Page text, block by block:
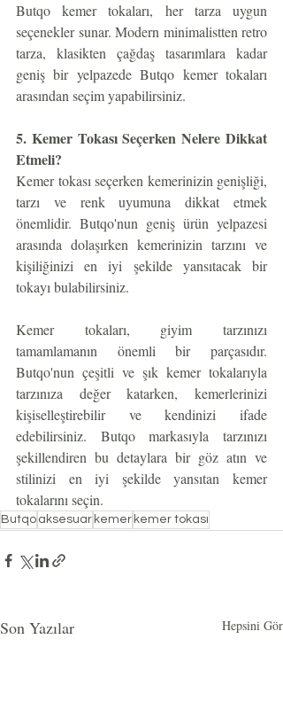
Butqo kemer tokaları, her tarza uygun
seçenekler sunar. Modern minimalistten retro
tarza, klasikten çağdaş tasarımlara kadar
geniş bir yelpazede Butqo kemer tokaları
arasından seçim yapabilirsiniz.
5. Kemer Tokası Seçerken Nelere Dikkat
Etmeli?
Kemer tokası seçerken kemerinizin genişliği,
tarzı ve renk uyumuna dikkat etmek
önemlidir. Butqo'nun geniş ürün yelpazesi
arasında dolaşırken kemerinizin tarzını ve
kişiliğinizi en iyi şekilde yansıtacak bir
tokayı bulabilirsiniz.
Kemer tokaları, giyim tarzınızı
tamamlamanın önemli bir parçasıdır.
Butqo'nun çeşitli ve şık kemer tokalarıyla
tarzınıza değer katarken, kemerlerinizi
kişiselleştirebilir ve kendinizi ifade
edebilirsiniz. Butqo markasıyla tarzınızı
şekillendiren bu detaylara bir göz atın ve
stilinizi en iyi şekilde yansıtan kemer
tokalarını seçin.
Butqo aksesuar kemer kemer tokası
Son Yazılar Hepsini Gör